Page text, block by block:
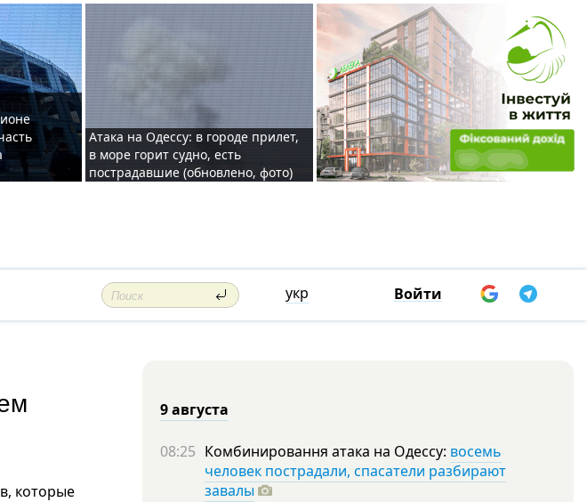
Атака на Одессу: в городе прилет,
в море горит судно, есть
пострадавшие (обновлено, фото)
укр Войти
которые
9 августа
08:25 Комбинировання атака на Одессу: восемь
человек пострадали, спасатели разбирают
завалы